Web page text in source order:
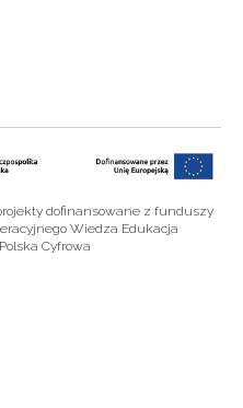
dofinansowane z funduszy
Wiedza Edukacja
Cyfrowa